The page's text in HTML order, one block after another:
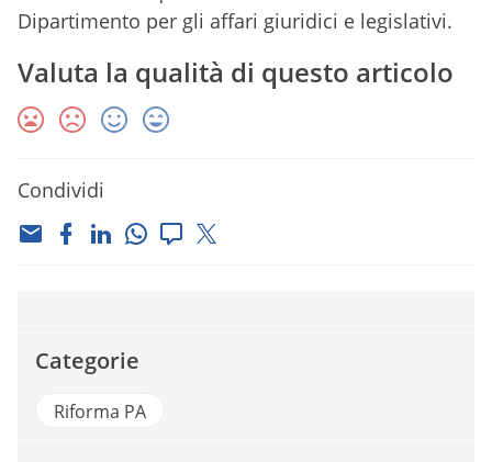
Dipartimento per gli affari giuridici e legislativi.
Valuta la qualità di questo articolo
Condividi
Categorie
Riforma PA